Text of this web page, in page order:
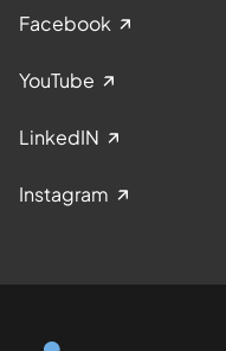
Facebook
YouTube
LinkedIN
Instagram